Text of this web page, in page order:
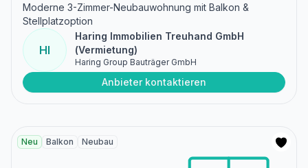
Moderne 3-Zimmer-Neubauwohnung mit Balkon &
Stellplatzoption
HI
Haring Immobilien Treuhand GmbH
(Vermietung)
Haring Group Bauträger GmbH
Anbieter kontaktieren
Neu Balkon Neubau